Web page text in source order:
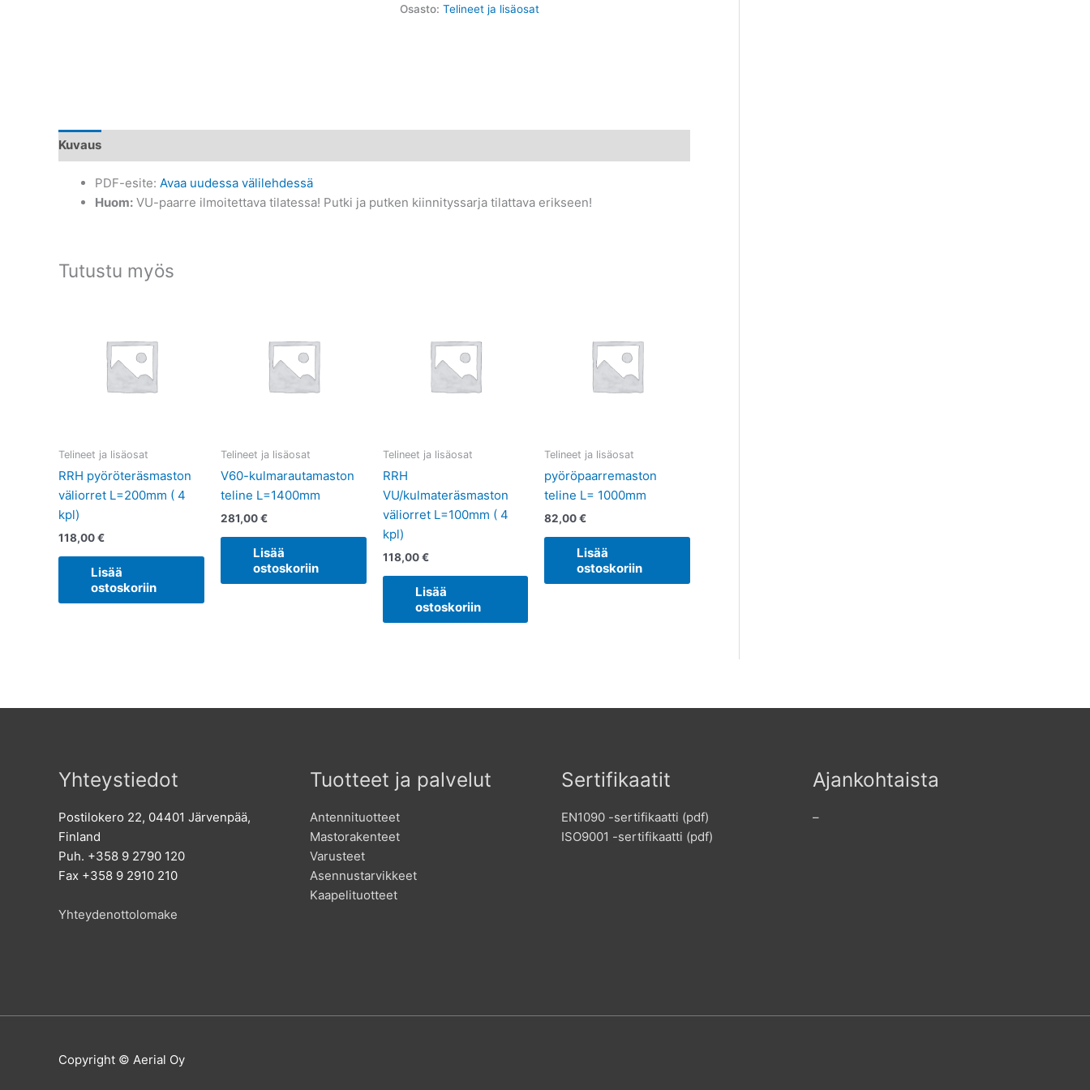
Osasto: Telineet ja lisäosat
Kuvaus
PDF-esite: Avaa uudessa välilehdessä
Huom: VU-paarre ilmoitettava tilatessa! Putki ja putken kiinnityssarja tilattava erikseen!
Tutustu myös
Telineet ja lisäosat
RRH pyöröteräsmaston
väliorret L=200mm ( 4
kpl)
118,00€
Lisää
ostoskoriin
Telineet ja lisäosat
V60-kulmarautamaston
teline L=1400mm
281,00€
Lisää
ostoskoriin
Telineet ja lisäosat
RRH
VU/kulmateräsmaston
väliorret L=100mm ( 4
kpl)
118,00€
Lisää
ostoskoriin
Telineet ja lisäosat
pyöröpaarremaston
teline L= 1000mm
82,00€
Lisää
ostoskoriin
Yhteystiedot
Postilokero 22, 04401 Järvenpää,
Finland
Puh. +358 9 2790 120
Fax +358 9 2910 210
Yhteydenottolomake
Tuotteet ja palvelut
Antennituotteet
Mastorakenteet
Varusteet
Asennustarvikkeet
Kaapelituotteet
Sertifikaatit
EN1090 -sertifikaatti (pdf)
ISO9001 -sertifikaatti (pdf)
Ajankohtaista
–
Copyright © Aerial Oy